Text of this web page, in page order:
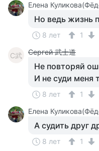
Елена
Но ведь жизнь
8 лет 1
С武 Сергей 武士道
Не повторяй
И не суди меня
8 лет
1
Елена
А судить друг
8 лет 1